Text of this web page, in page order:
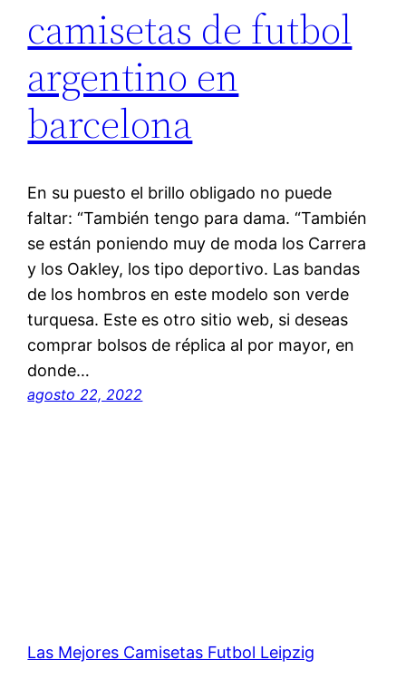
camisetas de futbol
argentino en
barcelona
En su puesto el brillo obligado no puede
faltar: “También tengo para dama. “También
se están poniendo muy de moda los Carrera
y los Oakley, los tipo deportivo. Las bandas
de los hombros en este modelo son verde
turquesa. Este es otro sitio web, si deseas
comprar bolsos de réplica al por mayor, en
donde…
agosto 22, 2022
Las Mejores Camisetas Futbol Leipzig